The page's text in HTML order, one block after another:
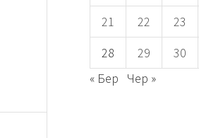
21
22 23
28
29
30
« Бер
Чер »